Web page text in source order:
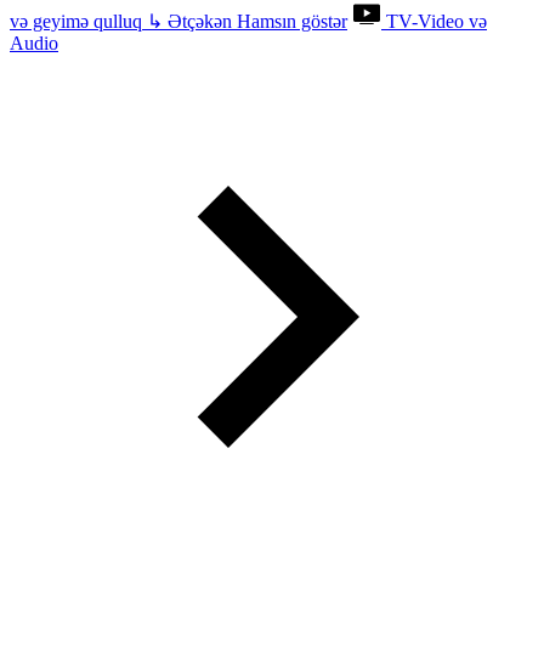
və geyimə qulluq ↳ Ətçəkən Hamsın göstər
TV-Video və
Audio